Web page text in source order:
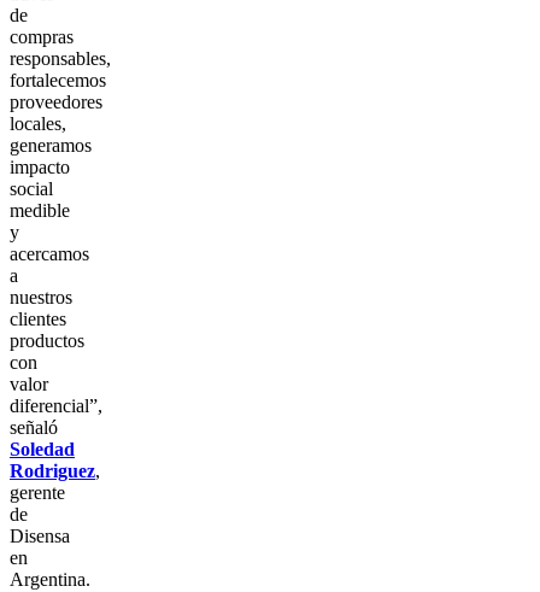
de
compras
responsables,
fortalecemos
proveedores
locales,
generamos
impacto
social
medible
y
acercamos
a
nuestros
clientes
productos
con
valor
diferencial”,
señaló
Soledad
Rodriguez,
gerente
de
Disensa
en
Argentina.